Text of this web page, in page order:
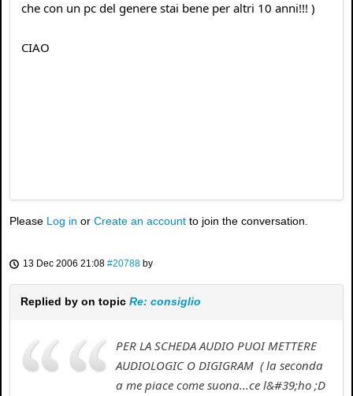
che con un pc del genere stai bene per altri 10 anni!!! )
CIAO
Please Log in or Create an account to join the conversation.
13 Dec 2006 21:08 #20788 by
Replied by on topic Re: consiglio
PER LA SCHEDA AUDIO PUOI METTERE
AUDIOLOGIC O DIGIGRAM ( la seconda
a me piace come suona...ce l&#39;ho ;D